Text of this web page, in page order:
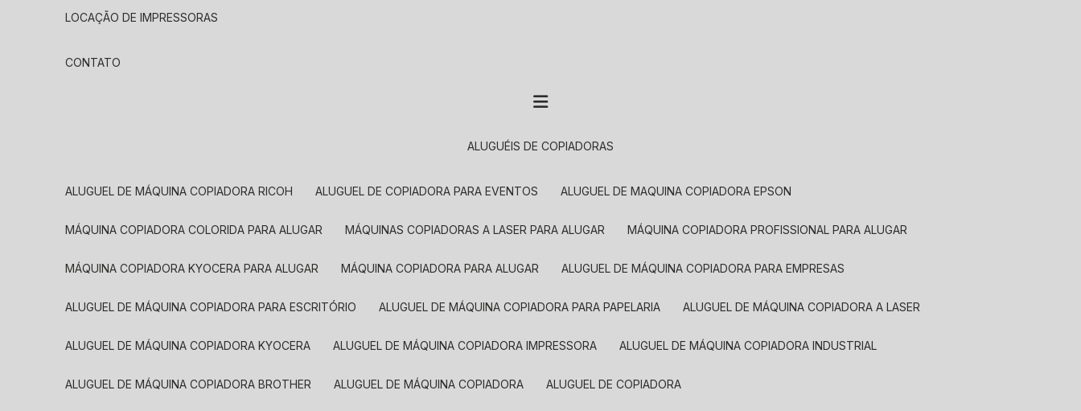
LOCAÇÃO DE IMPRESSORAS
CONTATO
ALUGUÉIS DE COPIADORAS
ALUGUEL DE MÁQUINA COPIADORA RICOH ALUGUEL DE COPIADORA PARA EVENTOS ALUGUEL DE MAQUINA COPIADORA EPSON
MÁQUINA COPIADORA COLORIDA PARA ALUGAR MÁQUINAS COPIADORAS A LASER PARA ALUGAR MÁQUINA COPIADORA PROFISSIONAL PARA ALUGAR
MÁQUINA COPIADORA KYOCERA PARA ALUGAR MÁQUINA COPIADORA PARA ALUGAR ALUGUEL DE MÁQUINA COPIADORA PARA EMPRESAS
ALUGUEL DE MÁQUINA COPIADORA PARA ESCRITÓRIO ALUGUEL DE MÁQUINA COPIADORA PARA PAPELARIA ALUGUEL DE MÁQUINA COPIADORA A LASER
ALUGUEL DE MÁQUINA COPIADORA KYOCERA ALUGUEL DE MÁQUINA COPIADORA IMPRESSORA ALUGUEL DE MÁQUINA COPIADORA INDUSTRIAL
ALUGUEL DE MÁQUINA COPIADORA BROTHER ALUGUEL DE MÁQUINA COPIADORA ALUGUEL DE COPIADORA